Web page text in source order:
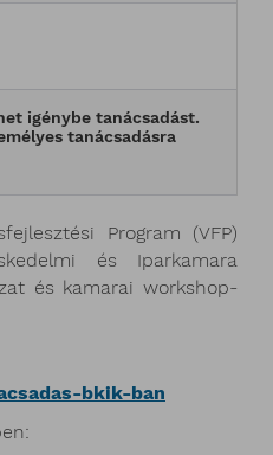
igénybe tanácsadást.
tanácsadásra
Program (VFP)
és Iparkamara
és kamarai workshop-
bkik-ban